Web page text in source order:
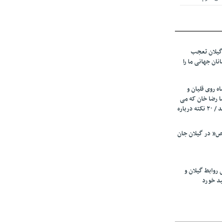
حمایتی
مشخص شد
از مراجع رسمی
ایران و
کشاورزان
تعجب
جهانی ما را
روی قلیان و
رضا خان که می
رفت همه شاد بودند / ۲۰ نکته درباره
در گیلان جان
روابط گیلان و
خورد